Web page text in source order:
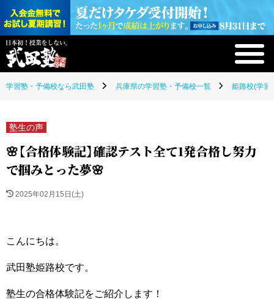
学習塾・予備校なら武田塾 兵庫県の学習塾・予備校一覧 姫路校(学習
塾生の声
🌸【合格体験記】確認テスト全て1発合格し努力
で掴みとった夢🌸
2025年02月15日(土)
こんにちは。
武田塾姫路校です。
塾生の合格体験記をご紹介します！